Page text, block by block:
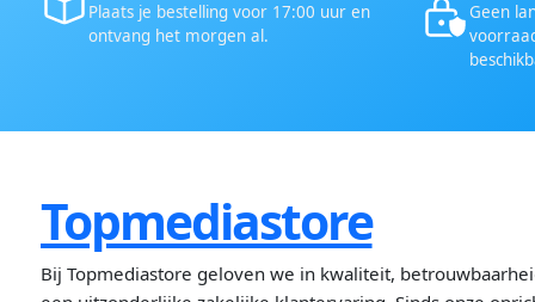
Plaats je bestelling voor 17:00 uur en
ontvang het morgen al.
Geen
Topmediastore
Bij Topmediastore geloven we in kwaliteit,